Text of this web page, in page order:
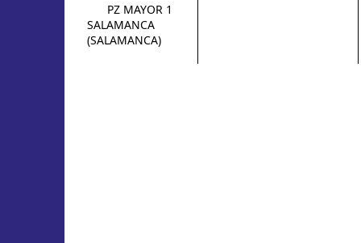
PZ MAYOR 1
SALAMANCA
(SALAMANCA)